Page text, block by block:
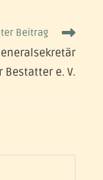
Beitrag
Bestatter e. V.